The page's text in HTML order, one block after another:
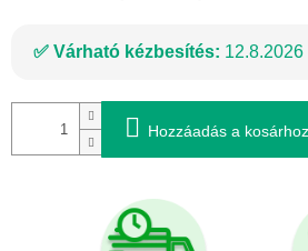
Várható kézbesítés: 12.8.2026
Hozzáadás a kosárhoz